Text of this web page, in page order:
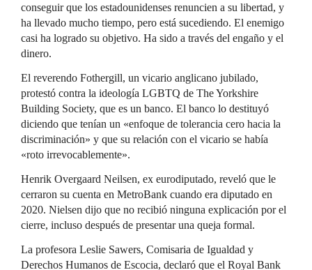
conseguir que los estadounidenses renuncien a su libertad, y
ha llevado mucho tiempo, pero está sucediendo. El enemigo
casi ha logrado su objetivo. Ha sido a través del engaño y el
dinero.
El reverendo Fothergill, un vicario anglicano jubilado,
protestó contra la ideología LGBTQ de The Yorkshire
Building Society, que es un banco. El banco lo destituyó
diciendo que tenían un «enfoque de tolerancia cero hacia la
discriminación» y que su relación con el vicario se había
«roto irrevocablemente».
Henrik Overgaard Neilsen, ex eurodiputado, reveló que le
cerraron su cuenta en MetroBank cuando era diputado en
2020. Nielsen dijo que no recibió ninguna explicación por el
cierre, incluso después de presentar una queja formal.
La profesora Leslie Sawers, Comisaria de Igualdad y
Derechos Humanos de Escocia, declaró que el Royal Bank